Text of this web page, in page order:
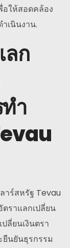
อให้สอดคล้อง
เนินงาน.
ลก
ำ
าร์สหรัฐ Tevau
ตราแลกเปลี่ยน
ลี่ยนเงินตรา
นยันธุรกรรม